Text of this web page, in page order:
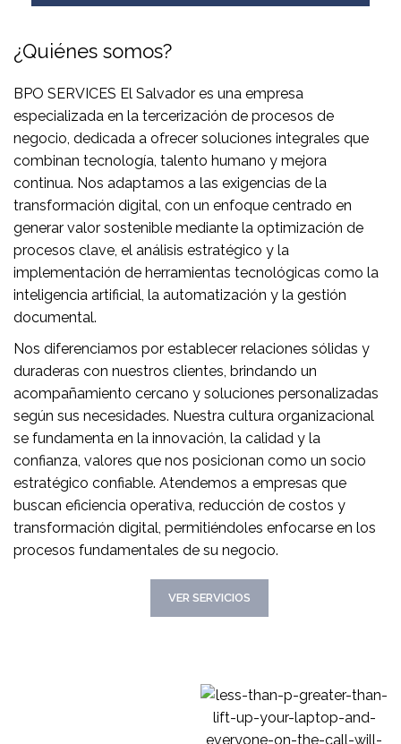
¿Quiénes somos?
BPO SERVICES El Salvador es una empresa
especializada en la tercerización de procesos de
negocio, dedicada a ofrecer soluciones integrales que
combinan tecnología, talento humano y mejora
continua. Nos adaptamos a las exigencias de la
transformación digital, con un enfoque centrado en
generar valor sostenible mediante la optimización de
procesos clave, el análisis estratégico y la
implementación de herramientas tecnológicas como la
inteligencia artificial, la automatización y la gestión
documental.
Nos diferenciamos por establecer relaciones sólidas y
duraderas con nuestros clientes, brindando un
acompañamiento cercano y soluciones personalizadas
según sus necesidades. Nuestra cultura organizacional
se fundamenta en la innovación, la calidad y la
confianza, valores que nos posicionan como un socio
estratégico confiable. Atendemos a empresas que
buscan eficiencia operativa, reducción de costos y
transformación digital, permitiéndoles enfocarse en los
procesos fundamentales de su negocio.
VER SERVICIOS